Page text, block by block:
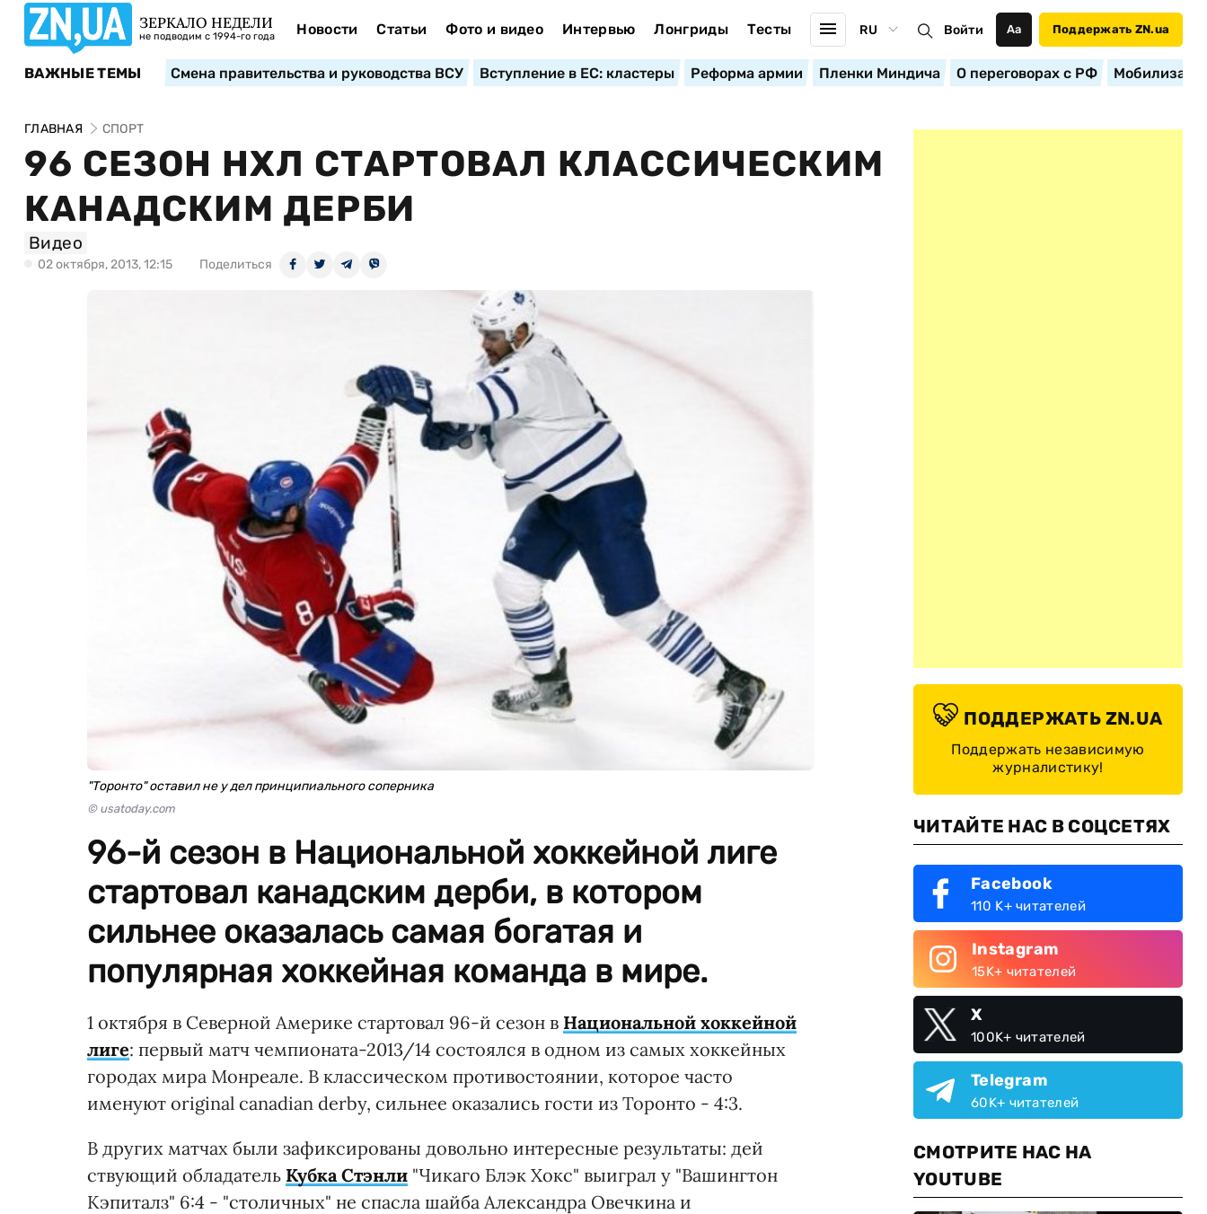
ЗЕРКАЛО НЕДЕЛИ
не подводим с 1994-го года Новости Статьи Фото и видео Интервью Лонгриды Тесты RU Войти Аа Поддержать ZN.ua
ВАЖНЫЕ ТЕМЫ Смена правительства и руководства ВСУ Вступление в ЕС: кластеры Реформа армии Пленки Миндича О переговорах с РФ
ГЛАВНАЯ СПОРТ
96 СЕЗОН НХЛ СТАРТОВАЛ КЛАССИЧЕСКИМ
КАНАДСКИМ ДЕРБИ
Видео
02 октября, 2013, 12:15 Поделиться
"Торонто" оставил не у дел принципиального соперника
© usatoday.com
96-й сезон в Национальной хоккейной лиге
стартовал канадским дерби, в котором
сильнее оказалась самая богатая и
популярная хоккейная команда в мире.
1 октября в Северной Америке стартовал 96-й сезон в Национальной хоккейной
лиге: первый матч чемпионата-2013/14 состоялся в одном из самых хоккейных
городах мира Монреале. В классическом противостоянии, которое часто
именуют original canadian derby, сильнее оказались гости из Торонто - 4:3.
В других матчах были зафиксированы довольно интересные результаты: дей
ствующий обладатель Кубка Стэнли "Чикаго Блэк Хокс" выиграл у "Вашингтон
Кэпиталз" 6:4 - "столичных" не спасла шайба Александра Овечкина и
ПОДДЕРЖАТЬ ZN.UA
Поддержать независимую
журналистику!
ЧИТАЙТЕ НАС В СОЦСЕТЯХ
Facebook
110 K+ читателей
Instagram
15K+ читателей
X
100K+ читателей
Telegram
60K+ читателей
СМОТРИТЕ НАС НА
YOUTUBE